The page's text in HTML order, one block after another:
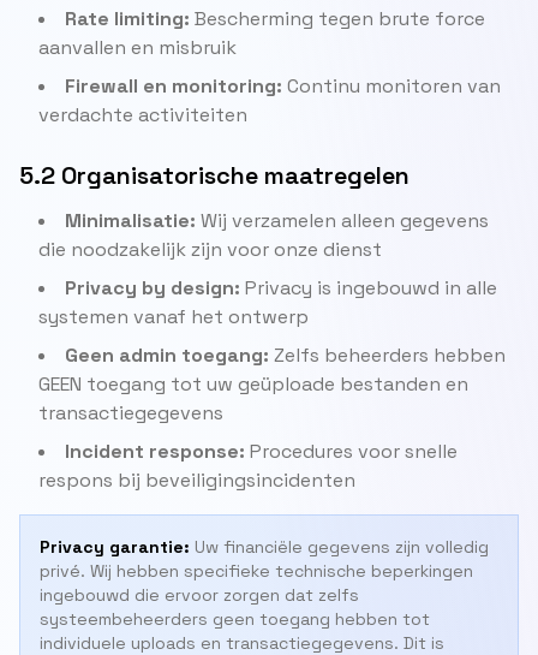
Rate limiting: Bescherming tegen brute force
aanvallen en misbruik
Firewall en monitoring: Continu monitoren van
verdachte activiteiten
5.2 Organisatorische maatregelen
Minimalisatie: Wij verzamelen alleen gegevens
die noodzakelijk zijn voor onze dienst
Privacy by design: Privacy is ingebouwd in alle
systemen vanaf het ontwerp
Geen admin toegang: Zelfs beheerders hebben
GEEN toegang tot uw geüploade bestanden en
transactiegegevens
Incident response: Procedures voor snelle
respons bij beveiligingsincidenten
Privacy garantie: Uw financiële gegevens zijn volledig
privé. Wij hebben specifieke technische beperkingen
ingebouwd die ervoor zorgen dat zelfs
systeembeheerders geen toegang hebben tot
individuele uploads en transactiegegevens. Dit is